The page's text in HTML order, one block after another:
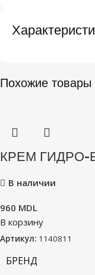
Похожие товары
КРЕМ ГИДРО-
В наличии
960 MDL
В корзину
Артикул: 1140811
БРЕНД